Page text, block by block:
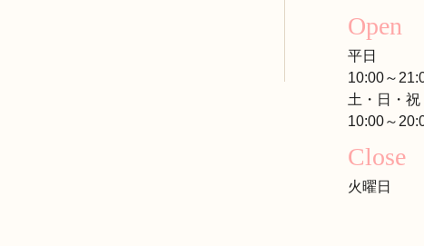
Open
平日
10:00～
土・日・祝
10:00～
Close
火曜日